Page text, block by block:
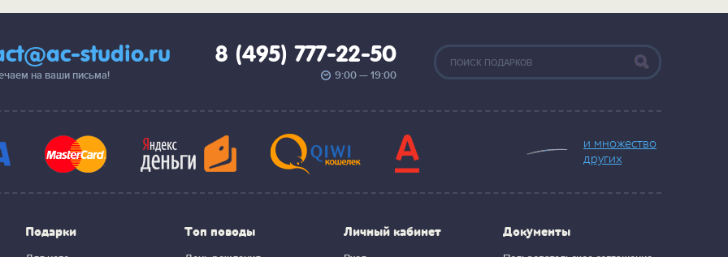
studio.ru
на ваши письма!
8 (495) 777-22-50
9:00 — 19:00
и множество
других
Подарки Топ поводы Личный кабинет Документы